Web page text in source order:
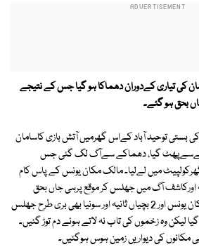
کی تیاری کےدوران دھماکا ہو گیا جس کے نتیجے
بستی توحید آباد کےاس گھرمیں آتش بازی کاسامان
گیا، دھماکے سےآگ لگ گئی جس
میں لےلیا۔ مالک مکان یونس کے پاس کام
اورکاشف آگ میں جھلس کر موقع پرہی جاں بحق
ہوگئے۔ دھماکے سے مالک مکان یونس اور 2 بچیاں ثانیہ اور سونیا بھی بری طرح جھلس
لیکن وہ زخموں کی تاب نہ لاتے ہوئے دم توڑ گئیں۔
کی دیواریں زمین ہوس ہوگئیں۔